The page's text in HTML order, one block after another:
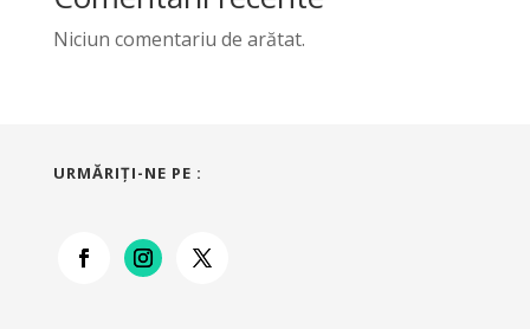
Niciun comentariu de arătat.
URMĂRIŢI-NE PE :